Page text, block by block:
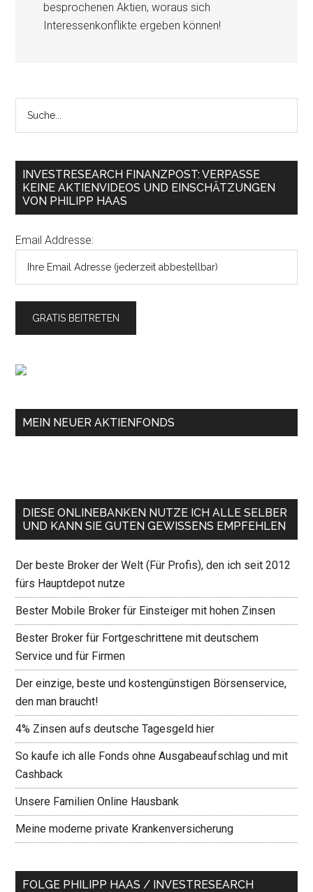
besprochenen Aktien, woraus sich
Interessenkonflikte ergeben können!
INVESTRESEARCH FINANZPOST: VERPASSE
KEINE AKTIENVIDEOS UND EINSCHÄTZUNGEN
VON PHILIPP HAAS
Email Addresse:
MEIN NEUER AKTIENFONDS
DIESE ONLINEBANKEN NUTZE ICH ALLE SELBER
UND KANN SIE GUTEN GEWISSENS EMPFEHLEN
Der beste Broker der Welt (Für Profis), den ich seit 2012
fürs Hauptdepot nutze
Bester Mobile Broker für Einsteiger mit hohen Zinsen
Bester Broker für Fortgeschrittene mit deutschem
Service und für Firmen
Der einzige, beste und kostengünstigen Börsenservice,
den man braucht!
4% Zinsen aufs deutsche Tagesgeld hier
So kaufe ich alle Fonds ohne Ausgabeaufschlag und mit
Cashback
Unsere Familien Online Hausbank
Meine moderne private Krankenversicherung
FOLGE PHILIPP HAAS / INVESTRESEARCH